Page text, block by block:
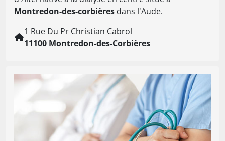
Montredon-des-corbières dans l'Aude.
1 Rue Du Pr Christian Cabrol
11100 Montredon-des-Corbières